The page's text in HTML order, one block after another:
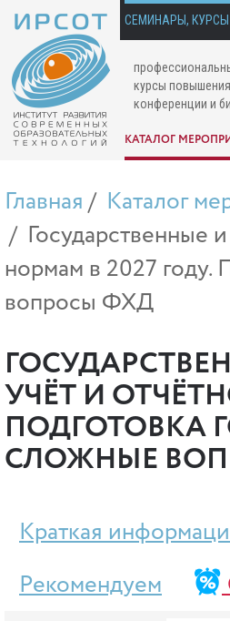
СЕМИНАРЫ, КУРСЫ
курсы
конференции и
КАТАЛОГ
Главная Каталог
Государственные
нормам в 2027 году.
вопросы ФХД
УЧЁТ И
ПОДГОТОВКА
СЛОЖНЫЕ
Краткая
Рекомендуем